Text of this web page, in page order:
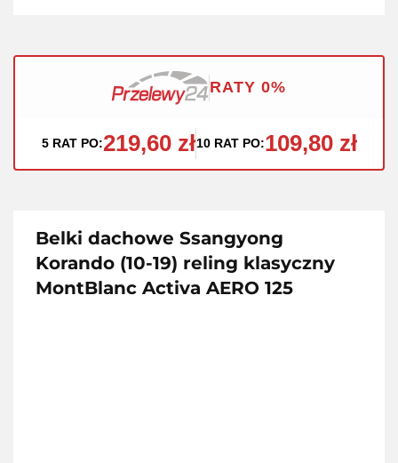
RATY 0%
5 RAT PO:219,60 zł10 RAT PO:109,80 zł
Belki dachowe Ssangyong
Korando (10-19) reling klasyczny
MontBlanc Activa AERO 125